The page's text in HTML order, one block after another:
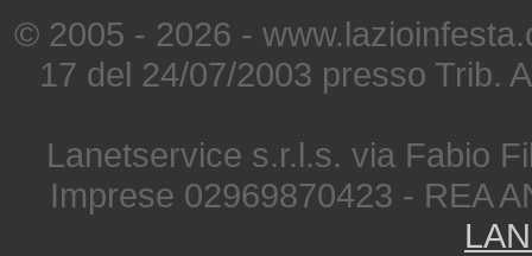
© 2005 - 2026 -
17 del 24/07/2003 presso Trib.
Lanetservice s.r.l.s. via Fabio
Imprese 02969870423 - REA